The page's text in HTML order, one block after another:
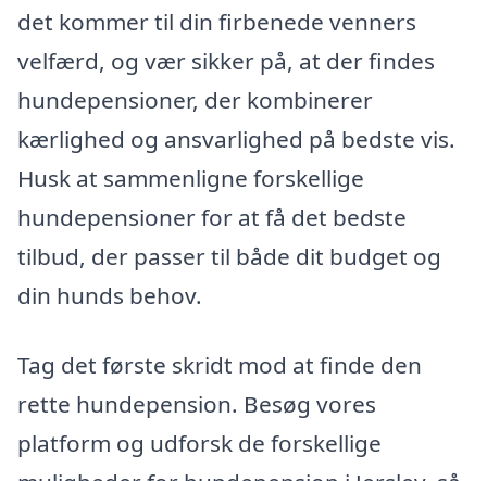
det kommer til din firbenede venners
velfærd, og vær sikker på, at der findes
hundepensioner, der kombinerer
kærlighed og ansvarlighed på bedste vis.
Husk at sammenligne forskellige
hundepensioner for at få det bedste
tilbud, der passer til både dit budget og
din hunds behov.
Tag det første skridt mod at finde den
rette hundepension. Besøg vores
platform og udforsk de forskellige